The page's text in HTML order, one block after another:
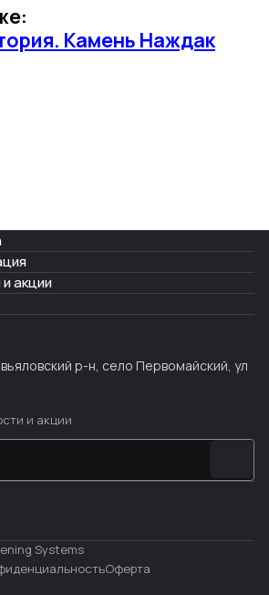
Камень Наждак
акции
р-н, село Первомайский, ул
и акции
Systems
Оферта